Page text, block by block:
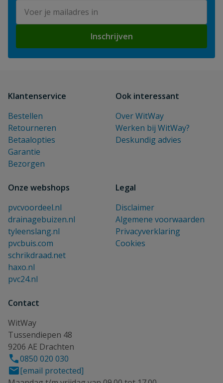
Inschrijven
Klantenservice
Bestellen
Retourneren
Betaalopties
Garantie
Bezorgen
Ook interessant
Over WitWay
Werken bij WitWay?
Deskundig advies
Onze webshops
pvcvoordeel.nl
drainagebuizen.nl
tyleenslang.nl
pvcbuis.com
schrikdraad.net
haxo.nl
pvc24.nl
Legal
Disclaimer
Algemene voorwaarden
Privacyverklaring
Cookies
Contact
WitWay
Tussendiepen 48
9206 AE Drachten
0850 020 030
[email protected]